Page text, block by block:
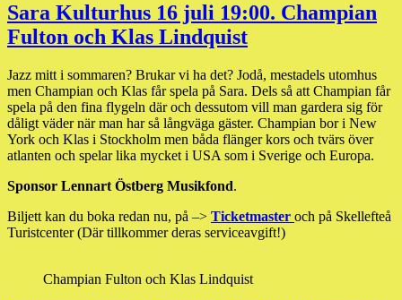
Sara Kulturhus 16 juli 19:00. Champian
Fulton och Klas Lindquist
Jazz mitt i sommaren? Brukar vi ha det? Jodå, mestadels utomhus
men Champian och Klas får spela på Sara. Dels så att Champian får
spela på den fina flygeln där och dessutom vill man gardera sig för
dåligt väder när man har så långväga gäster. Champian bor i New
York och Klas i Stockholm men båda flänger kors och tvärs över
atlanten och spelar lika mycket i USA som i Sverige och Europa.
Sponsor Lennart Östberg Musikfond.
Biljett kan du boka redan nu, på –> Ticketmaster och på Skellefteå
Turistcenter (Där tillkommer deras serviceavgift!)
Champian Fulton och Klas Lindquist